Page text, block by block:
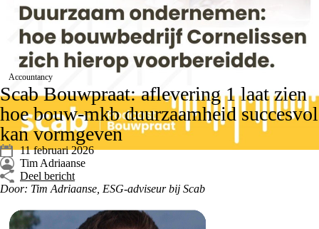
Accountancy
Scab Bouwpraat: aflevering 1 laat zien
hoe bouw‑mkb duurzaamheid succesvol
kan vormgeven
11 februari 2026
Tim Adriaanse
Deel bericht
Door: Tim Adriaanse, ESG-adviseur bij Scab